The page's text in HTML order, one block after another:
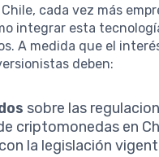
cada vez más
integrar esta
A medida que el
deben:
sobre las
criptomonedas en
la legislación